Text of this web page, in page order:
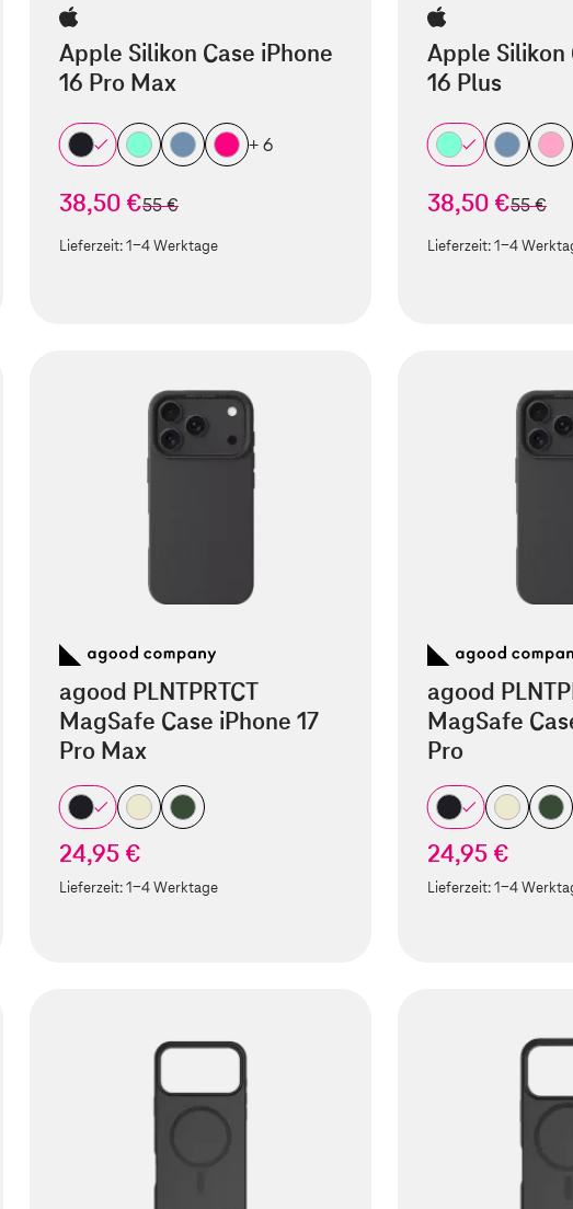
Apple Silikon Case iPhone
16 Pro Max
+ 6
38,50 €statt
55 €
Lieferzeit:1-4 Werktage
Apple Silikon
16 Plus
38,50 €statt
55 €
Lieferzeit:1-4
agood PLNTPRTCT
MagSafe Case iPhone 17
Pro Max
24,95 €
Lieferzeit:1-4 Werktage
agood
MagSafe
Pro
24,95 €
Lieferzeit:1-4